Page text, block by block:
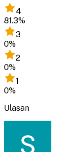
4
81.3%
3
0%
2
0%
1
0%
Ulasan